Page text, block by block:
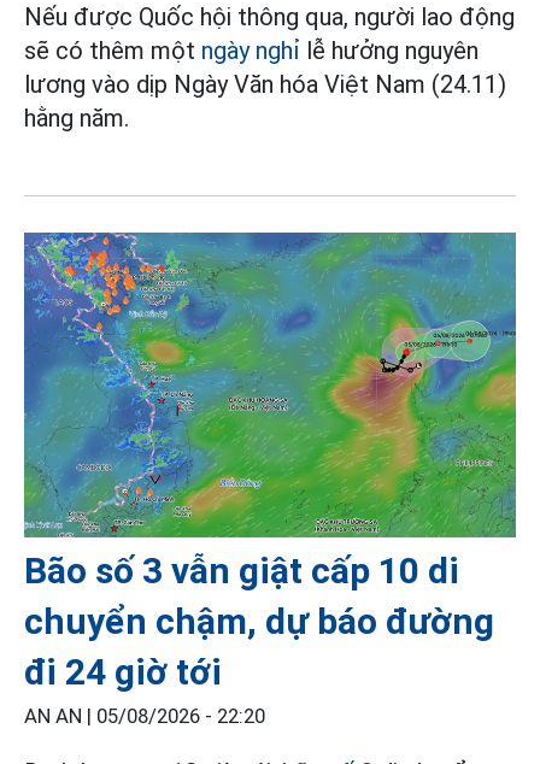
Nếu được Quốc hội thông qua, người lao động
sẽ có thêm một ngày nghỉ lễ hưởng nguyên
lương vào dịp Ngày Văn hóa Việt Nam (24.11)
hằng năm.
Bão số 3 vẫn giật cấp 10 di
chuyển chậm, dự báo đường
đi 24 giờ tới
AN AN | 05/08/2026 - 22:20